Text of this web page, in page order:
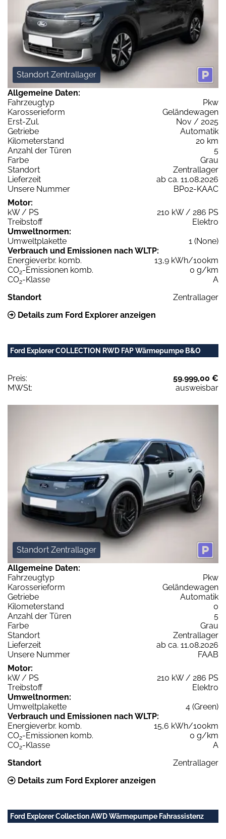
Standort Zentrallager
Allgemeine Daten:
Fahrzeugtyp
Pkw
Karosserieform
Geländewagen
Erst-Zul.
Nov / 2025
Getriebe
Automatik
Kilometerstand
20 km
Anzahl der Türen
5
Farbe
Grau
Standort
Zentrallager
Lieferzeit
ab ca. 11.08.2026
Unsere Nummer
BP02-KAAC
Motor:
kW / PS
210 kW / 286 PS
Treibstoff
Elektro
Umweltnormen:
Umweltplakette
1 (None)
Verbrauch und Emissionen nach WLTP:
Energieverbr. komb.
13,9 kWh/100km
CO2-Emissionen komb.
0 g/km
CO2-Klasse
A
Standort
Zentrallager
Details zum Ford Explorer anzeigen
Ford Explorer COLLECTION RWD FAP Wärmepumpe B&O
Preis:
59.999,00 €
MWSt:
ausweisbar
Standort Zentrallager
Allgemeine Daten:
Fahrzeugtyp
Pkw
Karosserieform
Geländewagen
Getriebe
Automatik
Kilometerstand
0
Anzahl der Türen
5
Farbe
Grau
Standort
Zentrallager
Lieferzeit
ab ca. 11.08.2026
Unsere Nummer
FAAB
Motor:
kW / PS
210 kW / 286 PS
Treibstoff
Elektro
Umweltnormen:
Umweltplakette
4 (Green)
Verbrauch und Emissionen nach WLTP:
Energieverbr. komb.
15,6 kWh/100km
CO2-Emissionen komb.
0 g/km
CO2-Klasse
A
Standort
Zentrallager
Details zum Ford Explorer anzeigen
Ford Explorer Collection AWD Wärmepumpe Fahrassistenz